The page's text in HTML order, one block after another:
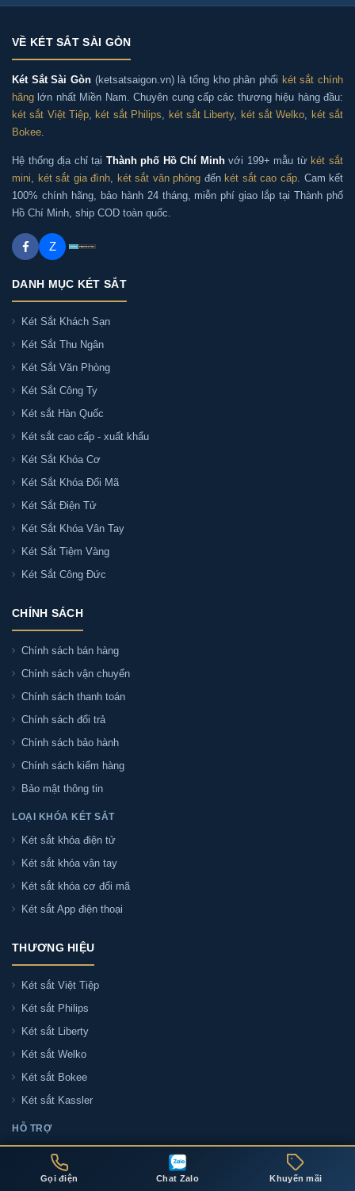
Gọi điện Chat Zalo Khuyến mãi
VỀ KÉT SẮT SÀI GÒN
Két Sắt Sài Gòn (ketsatsaigon.vn) là tổng kho phân phối két sắt chính
hãng lớn nhất Miền Nam. Chuyên cung cấp các thương hiệu hàng đầu:
két sắt Việt Tiệp, két sắt Philips, két sắt Liberty, két sắt Welko, két sắt
Bokee.
Hệ thống địa chỉ tại Thành phố Hồ Chí Minhvới 199+ mẫu từ két sắt
mini, két sắt gia đình, két sắt văn phòng đến két sắt cao cấp. Cam kết
100% chính hãng, bảo hành 24 tháng, miễn phí giao lắp tại Thành phố
Hồ Chí Minh, ship COD toàn quốc.
Z
DANH MỤC KÉT SẮT
Két Sắt Khách Sạn
Két Sắt Thu Ngân
Két Sắt Văn Phòng
Két Sắt Công Ty
Két sắt Hàn Quốc
Két sắt cao cấp - xuất khẩu
Két Sắt Khóa Cơ
Két Sắt Khóa Đổi Mã
Két Sắt Điện Tử
Két Sắt Khóa Vân Tay
Két Sắt Tiệm Vàng
Két Sắt Công Đức
CHÍNH SÁCH
Chính sách bán hàng
Chính sách vận chuyển
Chính sách thanh toán
Chính sách đổi trả
Chính sách bảo hành
Chính sách kiểm hàng
Bảo mật thông tin
LOẠI KHÓA KÉT SẮT
Két sắt khóa điện tử
Két sắt khóa vân tay
Két sắt khóa cơ đổi mã
Két sắt App điện thoại
THƯƠNG HIỆU
Két sắt Việt Tiệp
Két sắt Philips
Két sắt Liberty
Két sắt Welko
Két sắt Bokee
Két sắt Kassler
HỖ TRỢ
Liên hệ tư vấn
Đại lý két sắt